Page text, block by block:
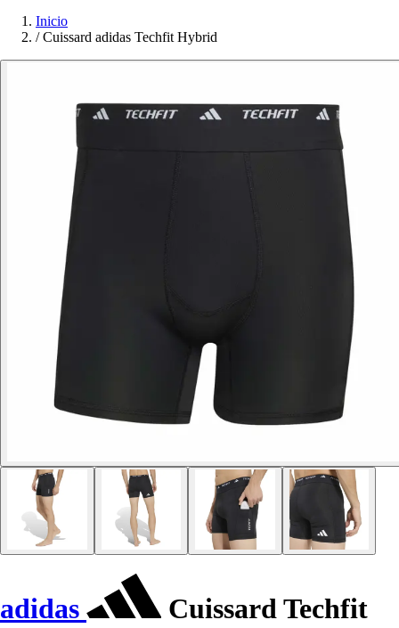
Inicio
/ Cuissard adidas Techfit Hybrid
adidas
Cuissard Techfit